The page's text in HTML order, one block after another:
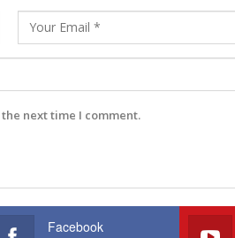
next time I comment.
Facebook